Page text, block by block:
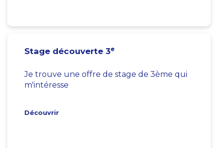
Stage découverte 3e
Je trouve une offre de stage de 3ème qui
m'intéresse
Découvrir